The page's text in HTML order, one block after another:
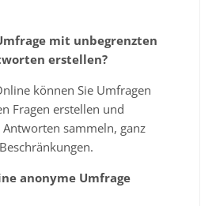
mit unbegrenzten
erstellen?
können Sie Umfragen
Fragen erstellen und
sammeln, ganz
anonyme Umfrage